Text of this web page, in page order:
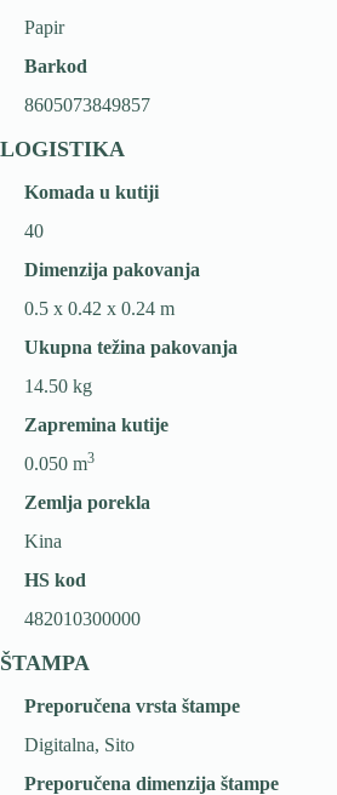
Papir
Barkod
8605073849857
LOGISTIKA
Komada u kutiji
40
Dimenzija pakovanja
0.5 x 0.42 x 0.24 m
Ukupna težina pakovanja
14.50 kg
Zapremina kutije
0.050 m3
Zemlja porekla
Kina
HS kod
482010300000
ŠTAMPA
Preporučena vrsta štampe
Digitalna, Sito
Preporučena dimenzija štampe